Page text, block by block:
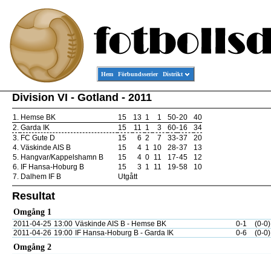
Hem Förbundsserier Distrikt
Division VI - Gotland - 2011
1. Hemse BK 15 13 1 1 50-20
40
2. Garda IK 15 11 1 3 60-16
34
3. FC Gute D 15 6 2 7 33-37
20
4. Väskinde AIS B 15 4 1 10 28-37
13
5. Hangvar/Kappelshamn B 15 4 0 11 17-45
12
6. IF Hansa-Hoburg B 15 3 1 11 19-58
10
7. Dalhem IF B Utgått
Resultat
Omgång 1
2011-04-25 13:00 Väskinde AIS B - Hemse BK 0-1
(0-0)
2011-04-26 19:00 IF Hansa-Hoburg B - Garda IK 0-6 (0-0)
Omgång 2